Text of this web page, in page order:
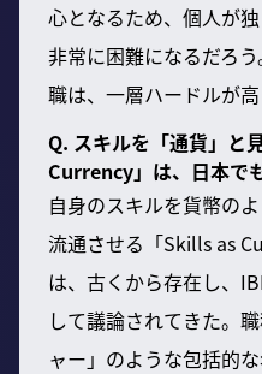
心となるため、個人が
非常に困難になるだろ
職は、一層ハードルが
Q. スキルを「通貨」と
Currency」は、日本で
自身のスキルを貨幣の
流通させる「Skills as
は、古くから存在し、
して議論されてきた。
ャー」のような包括的